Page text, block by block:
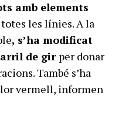
amb elements
les línies. A la
, s’ha modificat
de gir per donar
També s’ha
vermell, informen